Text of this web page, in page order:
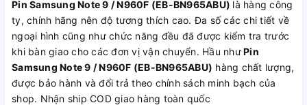
Pin Samsung Note 9 / N960F (EB-BN965ABU) là hàng công
ty, chính hãng nên độ tương thích cao. Đa số các chi tiết về
ngoại hình cũng như chức năng đều đã được kiểm tra trước
khi bàn giao cho các đơn vị vận chuyển. Hầu nhưPin
Samsung Note 9 / N960F (EB-BN965ABU) hàng chất lượng,
được bảo hành và đổi trả theo chính sách minh bạch của
shop. Nhận ship COD giao hàng toàn quốc